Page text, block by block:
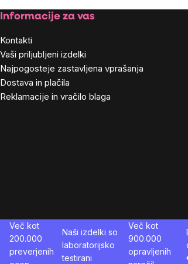
Footer
Informacije za vas
Kontakti
Vaši priljubljeni izdelki
Najpogosteje zastavljena vprašanja
Dostava in plačila
Reklamacije in vračilo blaga
Več kot
200.000
preverjenih
Naši izdelki so
laboratorijsko
testirani
Več kot
900.000
opravljenih